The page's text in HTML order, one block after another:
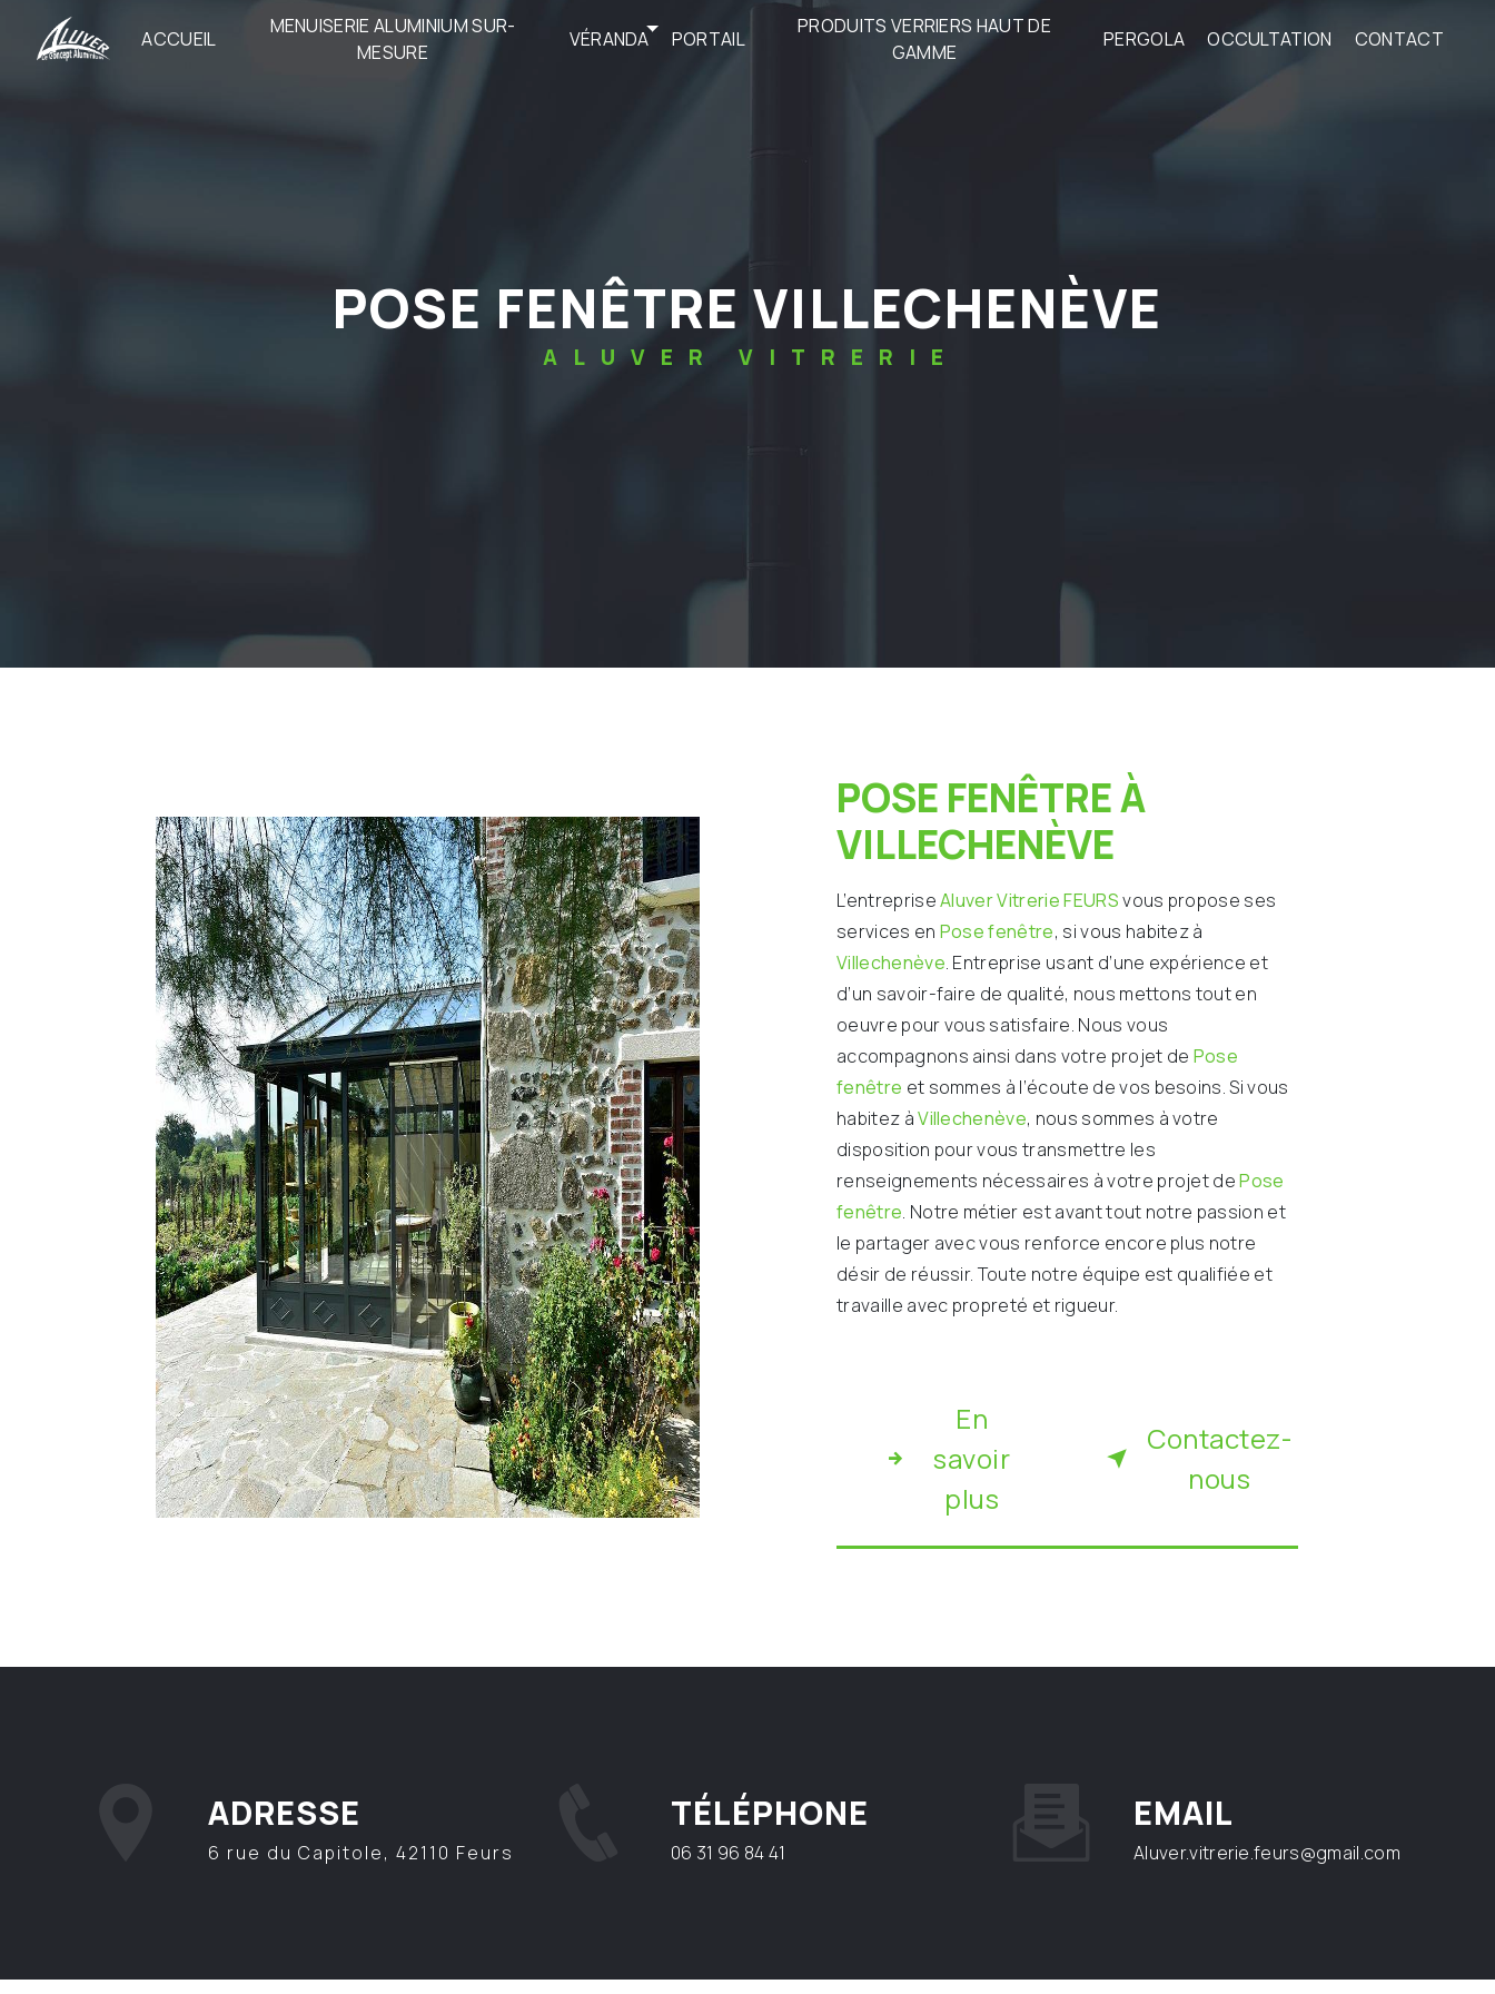
ACCUEIL
MENUISERIE ALUMINIUM SUR-
MESURE
VÉRANDA PORTAIL
PRODUITS VERRIERS HAUT DE
GAMME
PERGOLA OCCULTATION CONTACT
POSE FENÊTRE VILLECHENÈVE
ALUVER VITRERIE
POSE FENÊTRE À
VILLECHENÈVE
L’entrepriseAluver Vitrerie FEURSvous propose ses
services en Pose fenêtre, si vous habitez à
Villechenève. Entreprise usant d’une expérience et
d’un savoir-faire de qualité, nous mettons tout en
oeuvre pour vous satisfaire. Nous vous
accompagnons ainsi dans votre projet de Pose
fenêtre et sommes à l’écoute de vos besoins. Si vous
habitez àVillechenève, nous sommes à votre
disposition pour vous transmettre les
renseignements nécessaires à votre projet dePose
fenêtre. Notre métier est avant tout notre passion et
le partager avec vous renforce encore plus notre
désir de réussir. Toute notre équipe est qualifiée et
travaille avec propreté et rigueur.
En
savoir
plus
Contactez-
nous
ADRESSE
6 rue du Capitole, 42110 Feurs
TÉLÉPHONE
06 31 96 84 41
EMAIL
aluver.vitrerie.feurs@gmail.com
Panneau de gestion des cookies